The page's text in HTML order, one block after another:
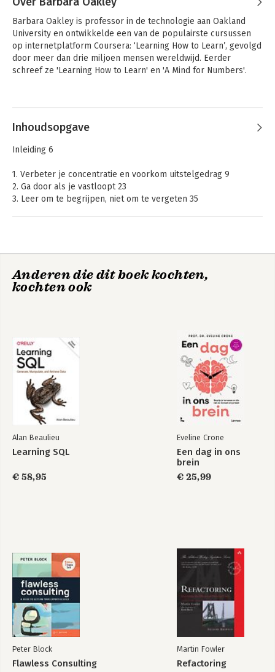
Leren als een pro Superstudent
Barbara Oakley is professor in de technologie aan Oakland
University en ontwikkelde een van de populairste cursussen
op internetplatform Coursera: ‘Learning How to Learn’, gevolgd
door meer dan drie miljoen mensen wereldwijd. Eerder
schreef ze 'Learning How to Learn' en 'A Mind for Numbers'.
Andere boeken door Barbara
Oakley
Leren als een pro
Pathological
Bekijk alle boeken
Inhoudsopgave
Inleiding 6
1. Verbeter je concentratie en voorkom uitstelgedrag 9
2. Ga door als je vastloopt 23
3. Leer om te begrijpen, niet om te vergeten 35
9. Beter presteren tijdens tentamens en toetsen 121
10. Word metacognitief 135
Bronvermelding 159
Anderen die dit boek kochten,
kochten ook
Alan Beaulieu
Learning SQL
€ 58,95
Eveline Crone
Een dag in ons
brein
€ 25,99
Peter Block
Flawless Consulting
Martin Fowler
Refactoring